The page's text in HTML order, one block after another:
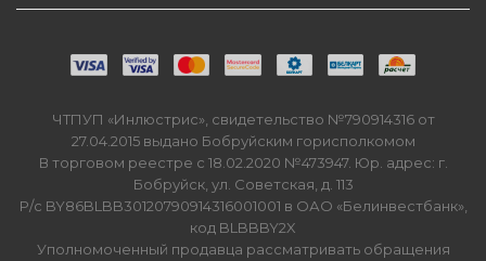
ЧТПУП «Инлюстрис», свидетельство №790914316 от
27.04.2015 выдано Бобруйским горисполкомом
В торговом реестре с 18.02.2020 №473947. Юр. адрес: г.
Бобруйск, ул. Советская, д. 113
Р/с BY86BLBB30120790914316001001 в ОАО «Белинвестбанк»,
код BLBBBY2X
Уполномоченный продавца рассматривать обращения